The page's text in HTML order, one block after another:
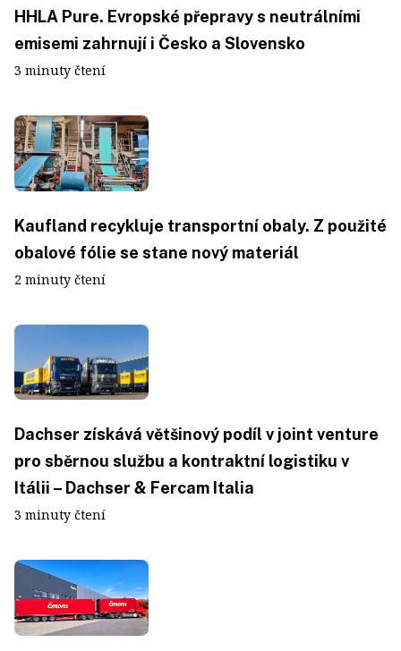
HHLA Pure. Evropské přepravy s neutrálními
emisemi zahrnují i Česko a Slovensko
3 minuty čtení
Kaufland recykluje transportní obaly. Z použité
obalové fólie se stane nový materiál
2 minuty čtení
Dachser získává většinový podíl v joint venture
pro sběrnou službu a kontraktní logistiku v
Itálii – Dachser & Fercam Italia
3 minuty čtení